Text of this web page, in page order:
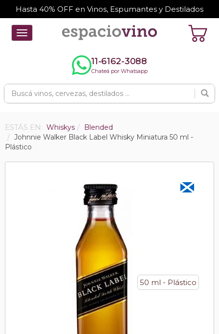
Hasta 40% OFF en Vinos, Espumantes y Destilados
Toggle
navigation
11-6162-3088
Chateá por Whatsapp
ESTÁS EN: Whiskys
Blended
Johnnie Walker Black Label Whisky Miniatura 50 ml -
Plástico
50 ml - Plástico